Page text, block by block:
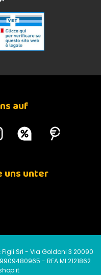
auf
uns unter
Srl - Via Goldoni 3 20090
- REA MI 2121862